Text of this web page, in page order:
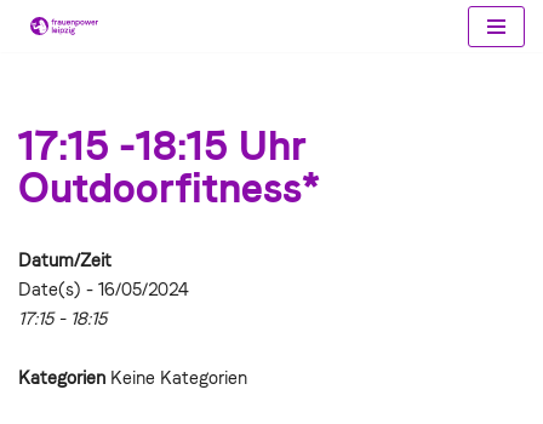
17:15 -18:15 Uhr
Outdoorfitness*
Datum/Zeit
Date(s) - 16/05/2024
17:15 - 18:15
Kategorien Keine Kategorien